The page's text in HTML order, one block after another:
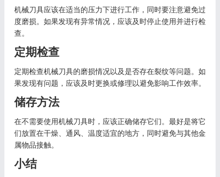
机械刀具应该在适当的压力下进行工作，同时要注意避免过
度磨损。如果发现有异常情况，应该及时停止使用并进行检
查。
定期检查
定期检查机械刀具的磨损情况以及是否存在裂纹等问题。如
果发现有问题，应该及时更换或修理以避免影响工作效率。
储存方法
在不需要使用机械刀具时，应该正确储存它们。最好是将它
们放置在干燥、通风、温度适宜的地方，同时避免与其他金
属物品接触。
小结